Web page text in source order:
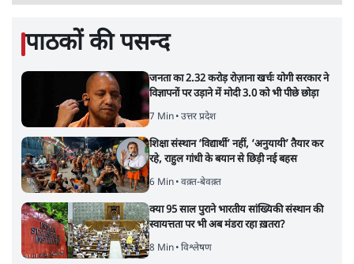
पाठकों की पसन्द
जनता का 2.32 करोड़ रोज़ाना खर्चः योगी सरकार ने
विज्ञापनों पर उड़ाने में मोदी 3.0 को भी पीछे छोड़ा
7 Min• उत्तर प्रदेश
शिक्षा संस्थान ‘विद्यार्थी’ नहीं, ‘अनुयायी’ तैयार कर
रहे, राहुल गांधी के बयान से छिड़ी नई बहस
6 Min• वक़्त-बेवक़्त
क्या 95 साल पुराने भारतीय सांख्यिकी संस्थान की
स्वायत्तता पर भी अब मंडरा रहा ख़तरा?
8 Min• विश्लेषण